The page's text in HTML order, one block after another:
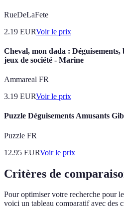
RueDeLaFete
2.19 EURVoir le prix
Cheval, mon dada : Déguisements,
jeux de société - Marine
Ammareal FR
3.19 EURVoir le prix
Puzzle Déguisements Amusants
Puzzle FR
12.95 EURVoir le prix
Critères de
Pour optimiser votre recherche pour
voici un tableau comparatif avec des